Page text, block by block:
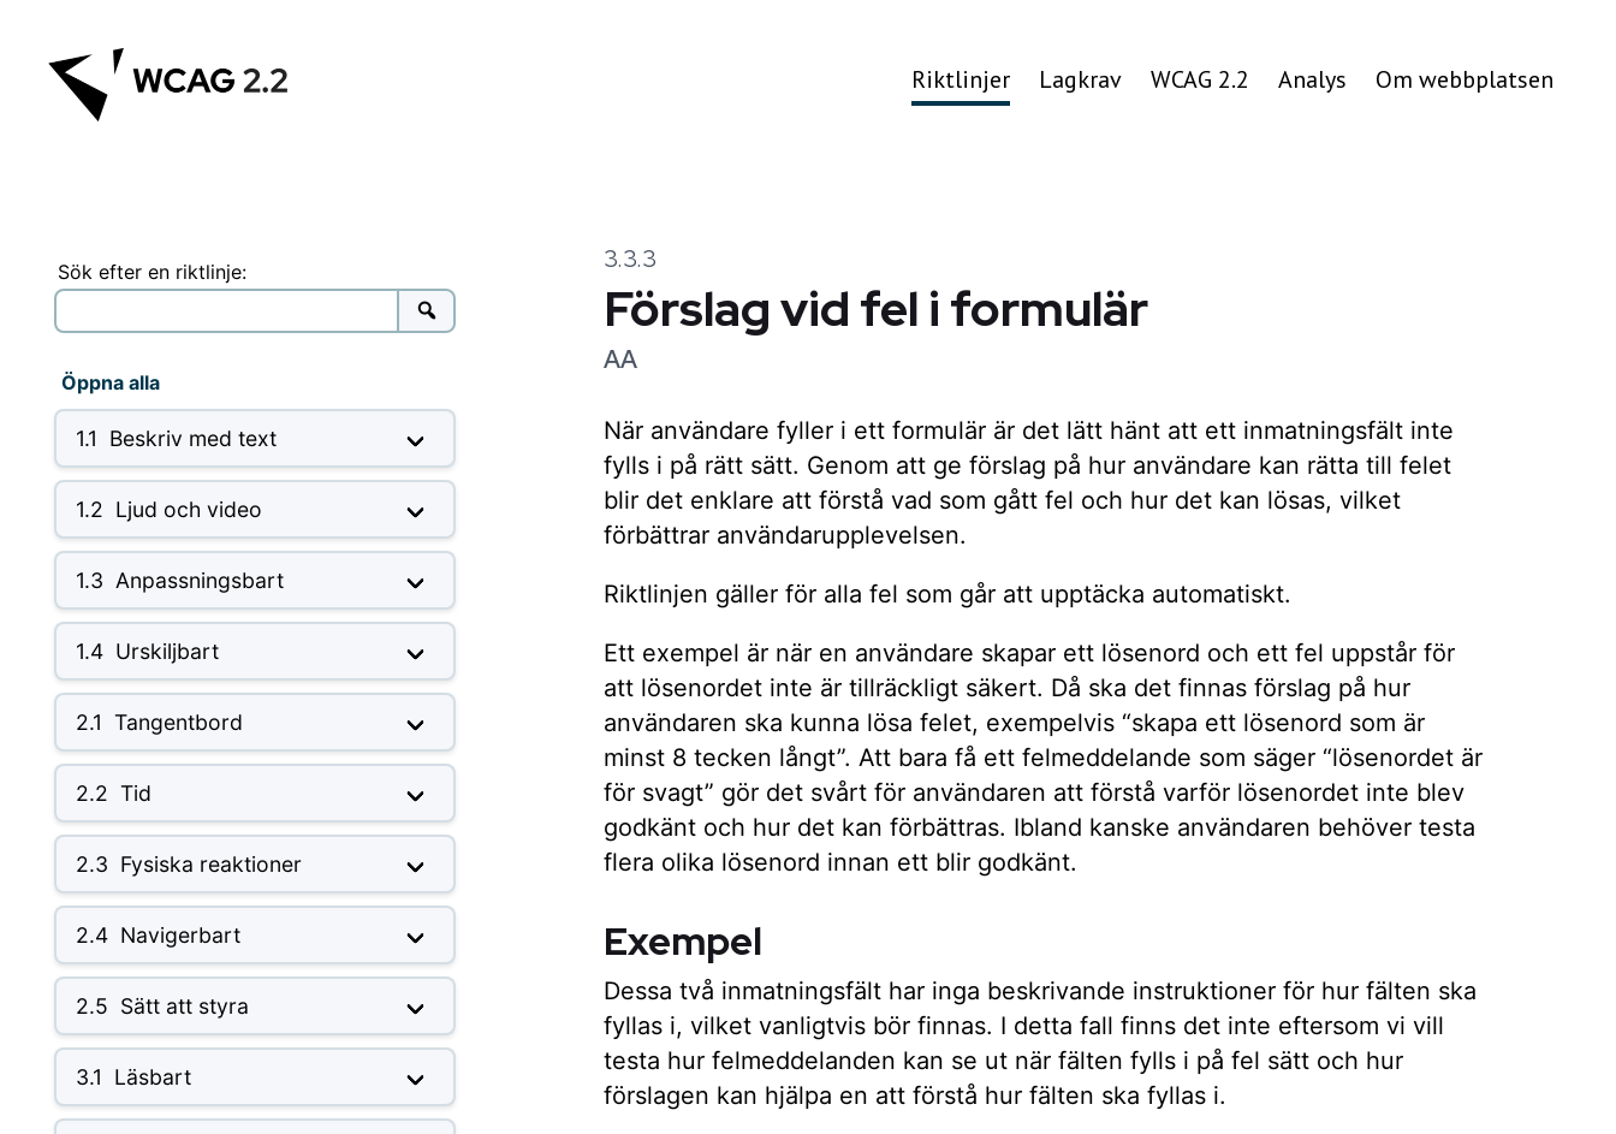
innehåll
Riktlinjer Lagkrav WCAG 2.2 Analys Om webbplatsen
Sök efter en riktlinje:
Öppna alla
1.1 Beskriv med text
1.2 Ljud och video
1.3 Anpassningsbart
1.4 Urskiljbart
2.1 Tangentbord
2.2 Tid
2.3 Fysiska reaktioner
2.4 Navigerbart
2.5 Sätt att styra
3.1 Läsbart
3.3.3
Förslag vid fel i formulär
AA
När användare fyller i ett formulär är det lätt hänt att ett inmatningsfält inte
fylls i på rätt sätt. Genom att ge förslag på hur användare kan rätta till felet
blir det enklare att förstå vad som gått fel och hur det kan lösas, vilket
förbättrar användarupplevelsen.
Riktlinjen gäller för alla fel som går att upptäcka automatiskt.
Ett exempel är när en användare skapar ett lösenord och ett fel uppstår för
att lösenordet inte är tillräckligt säkert. Då ska det finnas förslag på hur
användaren ska kunna lösa felet, exempelvis “skapa ett lösenord som är
minst 8 tecken långt”. Att bara få ett felmeddelande som säger “lösenordet är
för svagt” gör det svårt för användaren att förstå varför lösenordet inte blev
godkänt och hur det kan förbättras. Ibland kanske användaren behöver testa
flera olika lösenord innan ett blir godkänt.
Exempel
Dessa två inmatningsfält har inga beskrivande instruktioner för hur fälten ska
fyllas i, vilket vanligtvis bör finnas. I detta fall finns det inte eftersom vi vill
testa hur felmeddelanden kan se ut när fälten fylls i på fel sätt och hur
förslagen kan hjälpa en att förstå hur fälten ska fyllas i.